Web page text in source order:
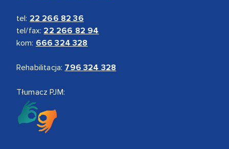
tel: 22 266 82 36
tel/fax: 22 266 82 94
kom: 666 324 328
Rehabilitacja: 796 324 328
Tłumacz PJM: